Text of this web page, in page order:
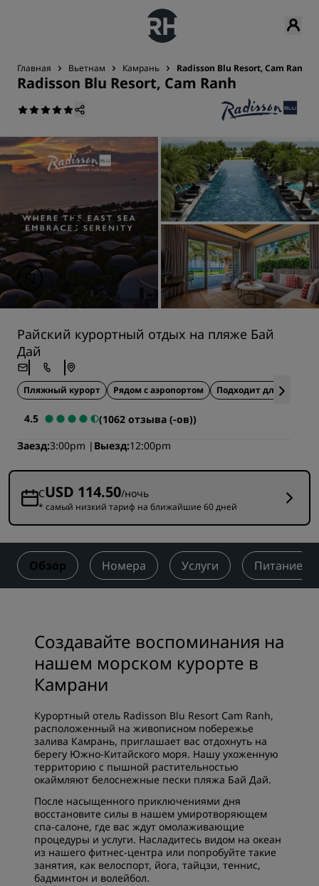
Главная Вьетнам Камрань Radisson Blu Resort, Cam Ranh
Radisson Blu Resort, Cam Ranh
Райский курортный отдых на пляже Бай
Дай
Пляжный курорт Рядом с аэропортом Подходит для
4.5
(1062 отзыва (-ов))
Заезд 3:00pm Выезд 12:00pm
СUSD 114.50/ночь
* самый низкий тариф на ближайшие 60 дней
Обзор Номера Услуги Питание
Создавайте воспоминания на
нашем морском курорте в
Камрани
Курортный отель Radisson Blu Resort Cam Ranh,
расположенный на живописном побережье
залива Камрань, приглашает вас отдохнуть на
берегу Южно-Китайского моря. Нашу ухоженную
территорию с пышной растительностью
окаймляют белоснежные пески пляжа Бай Дай.
После насыщенного приключениями дня
восстановите силы в нашем умиротворяющем
спа-салоне, где вас ждут омолаживающие
процедуры и услуги. Насладитесь видом на океан
из нашего фитнес-центра или попробуйте такие
занятия, как велоспорт, йога, тайцзи, теннис,
бадминтон и волейбол.